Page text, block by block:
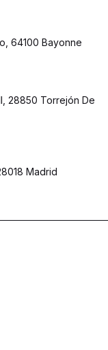
64100 Bayonne
28850 Torrejón De
Madrid